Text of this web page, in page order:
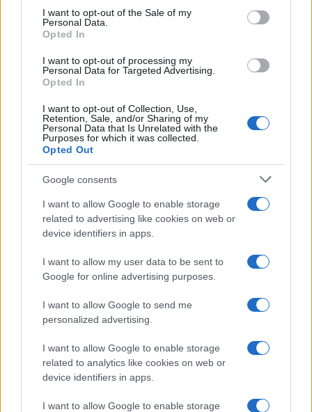
consent section.
I want to opt-out of the Sale of my
Personal Data.
Opted In
I want to opt-out of processing my
Personal Data for Targeted Advertising.
Opted In
I want to opt-out of Collection, Use,
Retention, Sale, and/or Sharing of my
Personal Data that Is Unrelated with the
Purposes for which it was collected.
Opted Out
Google consents
I want to allow Google to enable storage
related to advertising like cookies on web or
device identifiers in apps.
I want to allow my user data to be sent to
Google for online advertising purposes.
I want to allow Google to send me
personalized advertising.
I want to allow Google to enable storage
related to analytics like cookies on web or
device identifiers in apps.
I want to allow Google to enable storage
ETF su Ethereum: afflussi in calo dopo il picco di luglio
CRIPTOVALUTE
Giuseppe Conte in commissione Covid: le rivelazioni su
Francesca Galli · 7 Ago 2026